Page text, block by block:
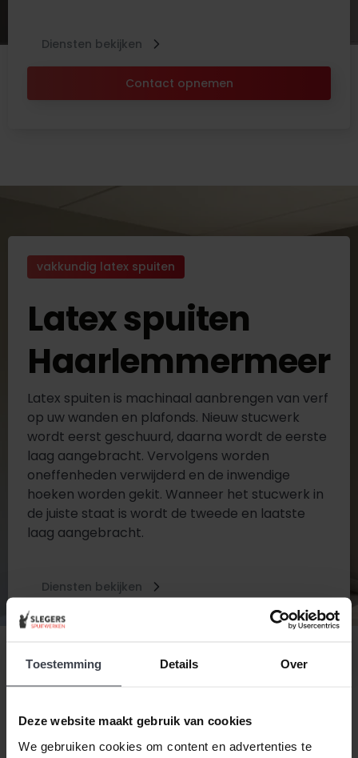
Toestemming Details Over
Deze website maakt gebruik van cookies
We gebruiken cookies om content en advertenties te
Contact opnemen
Diensten bekijken
vakkundig latex spuiten
Latex spuiten
Haarlemmermeer
Latex spuiten is machinaal aanbrengen van verf
op uw wanden en plafonds. Nieuw stucwerk
wordt eerst geschuurd, daarna wordt de eerste
laag aangebracht. Vervolgens worden
oneffenheden verwijderd en de inwendige
hoeken worden gekit. Wanneer het stucwerk in
de juiste staat is wordt de tweede en laatste
laag aangebracht.
Diensten bekijken